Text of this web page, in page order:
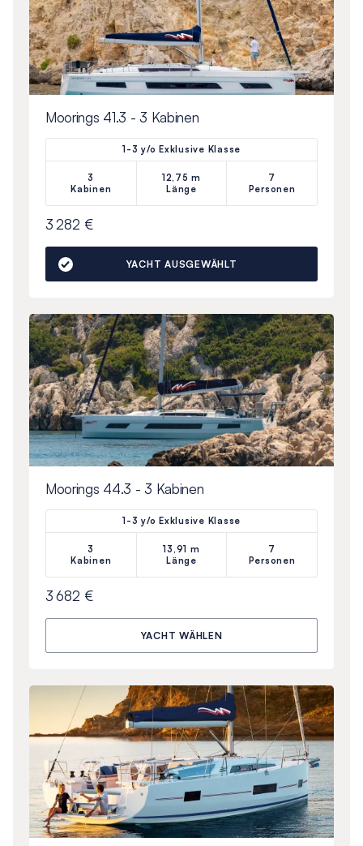
Moorings 41.3 - 3 Kabinen
1-3 y/o Exklusive Klasse
3
Kabinen
12,75 m
Länge
7
Personen
3 282 €
YACHT AUSGEWÄHLT
Moorings 44.3 - 3 Kabinen
1-3 y/o Exklusive Klasse
3
Kabinen
13,91 m
Länge
7
Personen
3 682 €
YACHT WÄHLEN